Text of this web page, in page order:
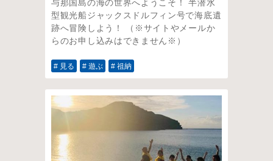
与那国島の海の世界へようこそ！ 半潜水
型観光船ジャックスドルフィン号で海底遺
跡へ冒険しよう！ （※サイトやメールか
らのお申し込みはできません※）
# 見る # 遊ぶ # 祖納